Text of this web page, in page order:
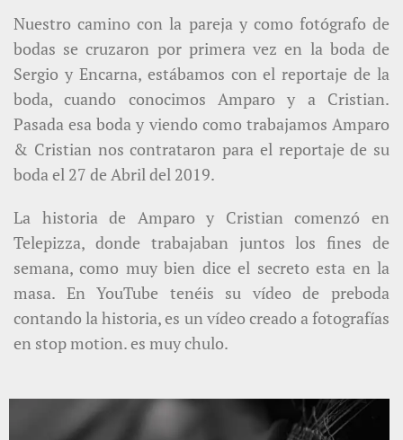
Nuestro camino con la pareja y como fotógrafo de
bodas se cruzaron por primera vez en la boda de
Sergio y Encarna, estábamos con el reportaje de la
boda, cuando conocimos Amparo y a Cristian.
Pasada esa boda y viendo como trabajamos Amparo
& Cristian nos contrataron para el reportaje de su
boda el 27 de Abril del 2019.
La historia de Amparo y Cristian comenzó en
Telepizza, donde trabajaban juntos los fines de
semana, como muy bien dice el secreto esta en la
masa. En YouTube tenéis su vídeo de preboda
contando la historia, es un vídeo creado a fotografías
en stop motion. es muy chulo.